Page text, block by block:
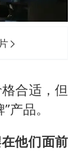
合适，但
产品。
在他们面前